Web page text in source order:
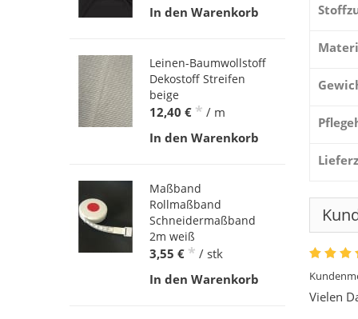
Vielen
In den Warenkorb
Leinen-Baumwollstoff
Dekostoff Streifen
beige
12,40 € * / m
In den Warenkorb
Maßband
Rollmaßband
Schneidermaßband
2m weiß
3,55 € * / stk
In den Warenkorb